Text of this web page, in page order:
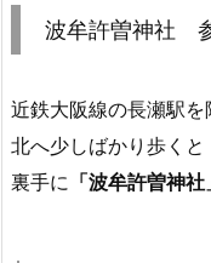
波牟許曽神社
近鉄大阪線の長瀬駅
北へ少しばかり歩く
裏手に 「波牟許曽神社